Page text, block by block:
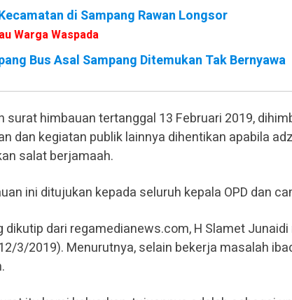
di Sampang Rawan Longsor
Warga Waspada
Bus Asal Sampang Ditemukan Tak Bernyawa
surat himbauan tertanggal 13 Februari 2019,
dan kegiatan publik lainnya dihentikan apabila
salat berjamaah.
ini ditujukan kepada seluruh kepala OPD dan
dikutip dari regamedianews.com, H Slamet
3/2019). Menurutnya, selain bekerja masalah